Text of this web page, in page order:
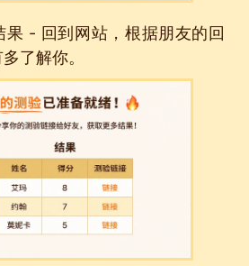
果 - 回到网站，根据朋友的回
了解你。